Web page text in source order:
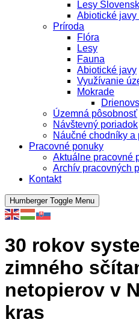
Lesy
Abiotické javy
Príroda
Flóra
Lesy
Fauna
Abiotické javy
Využívanie
Mokrade
Územná pôsobnosť
Návštevný poriadok
Náučné chodníky
Pracovné ponuky
Aktuálne pracovné
Archív pracovných
Kontakt
Humberger Toggle Menu
30 rokov
zimného
netopierov v
kras